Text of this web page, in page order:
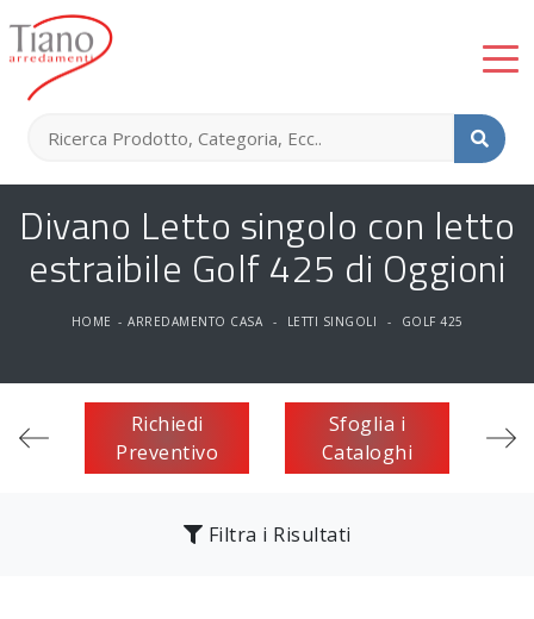
Divano Letto singolo con letto
estraibile Golf 425 di Oggioni
HOME - ARREDAMENTO CASA - LETTI SINGOLI - GOLF 425
Richiedi
Preventivo
Sfoglia i
Cataloghi
Filtra i Risultati